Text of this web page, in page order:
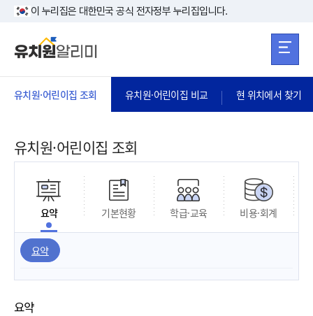
본문 바로가기
이 누리집은 대한민국 공식 전자정부 누리집입니다.
유치원·어린이집 조회 유치원·어린이집 비교 현 위치에서 찾기
유치원·어린이집 조회
요약 기본현황 학급·교육 비용·회계
요약
요약